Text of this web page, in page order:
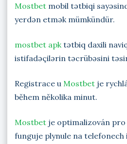
Mostbet mobil tətbiqi
yerdən etmək mümkündür.
mostbet apktətbiq daxili
istifadəçilərin təcrübəsini
Registrace u Mostbet je
během několika minut.
Mostbet je optimalizován
funguje plynule na telefonech